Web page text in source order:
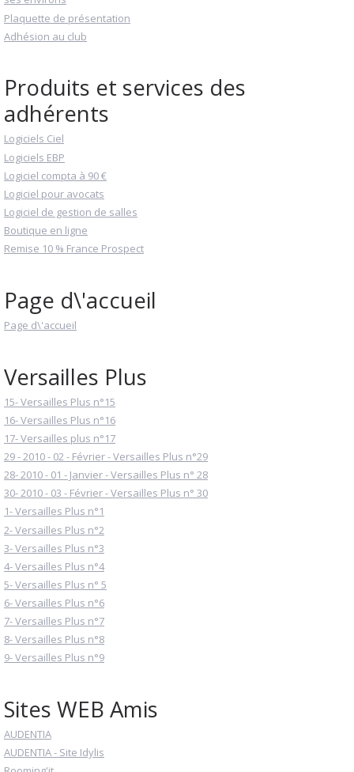
Plaquette de présentation
Adhésion au club
Produits et services des
adhérents
Logiciels Ciel
Logiciels EBP
Logiciel compta à 90 €
Logiciel pour avocats
Logiciel de gestion de salles
Boutique en ligne
Remise 10 % France Prospect
Page d\'accueil
Page d\'accueil
Versailles Plus
15- Versailles Plus n°15
16- Versailles Plus n°16
17- Versailles plus n°17
29 - 2010 - 02 - Février - Versailles Plus n°29
28- 2010 - 01 - Janvier - Versailles Plus n° 28
30- 2010 - 03 - Février - Versailles Plus n° 30
1- Versailles Plus n°1
2- Versailles Plus n°2
3- Versailles Plus n°3
4- Versailles Plus n°4
5- Versailles Plus n° 5
6- Versailles Plus n°6
7- Versailles Plus n°7
8- Versailles Plus n°8
9- Versailles Plus n°9
Sites WEB Amis
AUDENTIA
AUDENTIA - Site Idylis